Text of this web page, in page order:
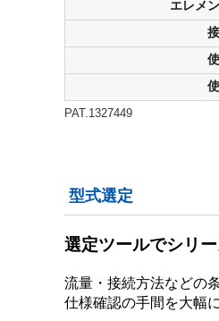
エレメ
PAT.1327449
型式選定
選定ツールでシリ
流量・接続方法などの
仕様確認の手間を大幅